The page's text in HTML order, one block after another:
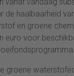
de haalbaarheid
en groene
euro voor
groene